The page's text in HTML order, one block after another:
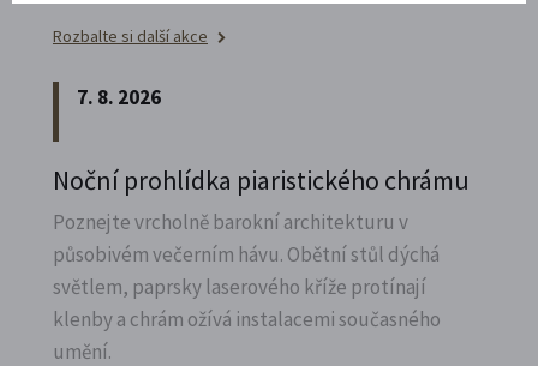
Rozbalte si další akce
7. 8. 2026
Noční prohlídka piaristického chrámu
Poznejte vrcholně barokní architekturu v
působivém večerním hávu. Obětní stůl dýchá
světlem, paprsky laserového kříže protínají
klenby a chrám ožívá instalacemi současného
umění.